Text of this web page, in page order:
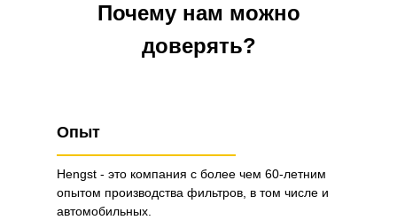
Почему нам можно
доверять?
Опыт
Hengst - это компания с более чем 60-летним
опытом производства фильтров, в том числе и
автомобильных.